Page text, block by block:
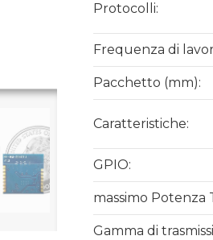
Protocolli:
Frequenza di
Pacchetto (mm):
Caratteristiche:
GPIO:
massimo Potenza
Gamma di